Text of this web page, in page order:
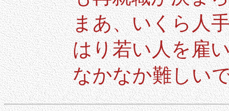
まあ、いくら人
はり若い人を雇
なかなか難しい